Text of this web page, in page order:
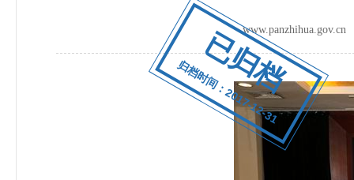
已归档
归档时间：2017-12-31